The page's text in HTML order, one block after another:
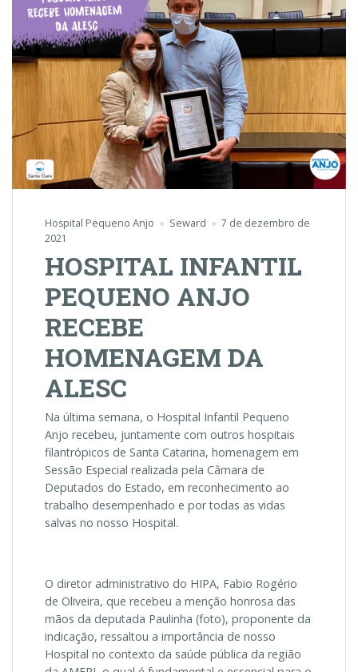
Hospital Pequeno Anjo Seward
7 de dezembro de
2021
HOSPITAL INFANTIL
PEQUENO ANJO
RECEBE
HOMENAGEM DA
ALESC
Na última semana, o Hospital Infantil Pequeno
Anjo recebeu, juntamente com outros hospitais
filantrópicos de Santa Catarina, homenagem em
Sessão Especial realizada pela Câmara de
Deputados do Estado, em reconhecimento ao
trabalho desempenhado e por todas as vidas
salvas no nosso Hospital.
O diretor administrativo do HIPA, Fabio Rogério
de Oliveira, que recebeu a menção honrosa das
mãos da deputada Paulinha (foto), proponente da
indicação, ressaltou a importância de nosso
Hospital no contexto da saúde pública da região